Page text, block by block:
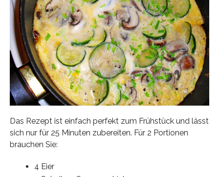
Das Rezept ist einfach perfekt zum Frühstück und lässt
sich nur für 25 Minuten zubereiten. Für 2 Portionen
brauchen Sie:
4 Eier